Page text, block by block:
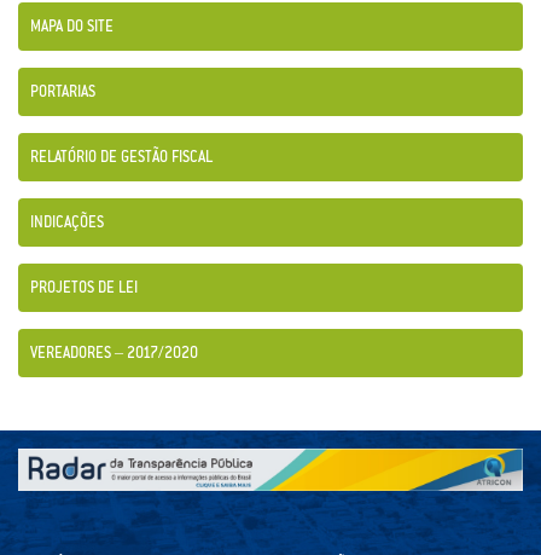
MAPA DO SITE
PORTARIAS
RELATÓRIO DE GESTÃO FISCAL
INDICAÇÕES
PROJETOS DE LEI
VEREADORES – 2017/2020